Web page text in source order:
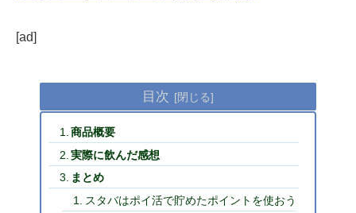
[ad]
目次
商品概要
実際に飲んだ感想
まとめ
スタバはポイ活で貯めたポイントを使おう